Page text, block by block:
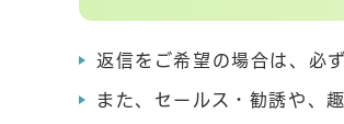
返信をご希望の場合は、必
また、セールス・勧誘や、